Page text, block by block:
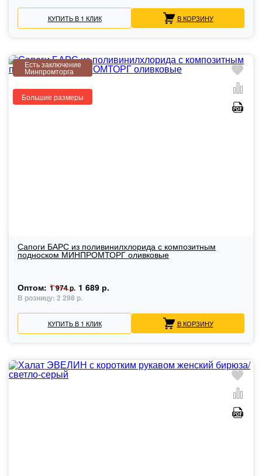
КУПИТЬ В 1 КЛИК В КОРЗИНУ
Есть заключение
Минпромторга
Большие размеры
Сапоги БАРС из поливинилхлорида с композитным
подноском МИНПРОМТОРГ оливковые
Оптом: 1 974 р. 1 689 р.
В розницу: 2 298 р.
КУПИТЬ В 1 КЛИК В КОРЗИНУ